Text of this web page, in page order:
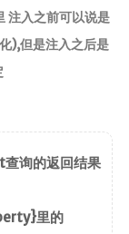
入之前可以说是
),但是注入之后是
询的返回结果
里的